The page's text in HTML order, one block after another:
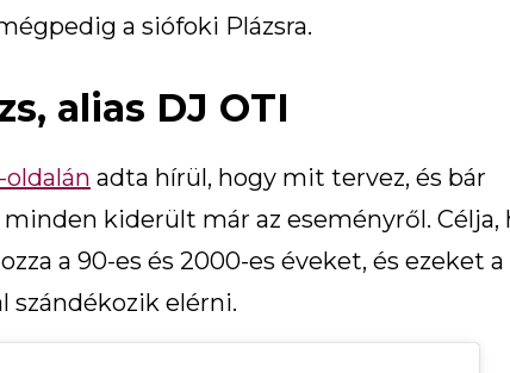
a siófoki Plázsra.
alias DJ OTI
adta hírül, hogy mit tervez, és bár
kiderült már az eseményről. Célja,
a 90-es és 2000-es éveket, és ezeket a
szándékozik elérni.